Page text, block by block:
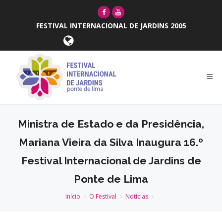
FESTIVAL INTERNACIONAL DE JARDINS 2005
Ministra de Estado e da Presidência,
Mariana Vieira da Silva Inaugura 16.º
Festival Internacional de Jardins de
Ponte de Lima
Início O Festival Notícias